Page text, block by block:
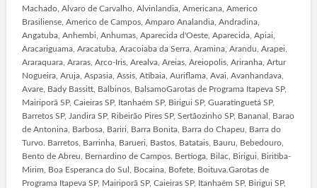
Machado, Alvaro de Carvalho, Alvinlandia, Americana, Americo
Brasiliense, Americo de Campos, Amparo Analandia, Andradina,
Angatuba, Anhembi, Anhumas, Aparecida d'Oeste, Aparecida, Apiai,
Aracariguama, Aracatuba, Aracoiaba da Serra, Aramina, Arandu, Arapei,
Araraquara, Araras, Arco-Iris, Arealva, Areias, Areiopolis, Ariranha, Artur
Nogueira, Aruja, Aspasia, Assis, Atibaia, Auriflama, Avai, Avanhandava,
Avare, Bady Bassitt, Balbinos, BalsamoGarotas de Programa Itapeva SP,
Mairiporã SP, Caieiras SP, Itanhaém SP, Birigui SP, Guaratinguetá SP,
Barretos SP, Jandira SP, Ribeirão Pires SP, Sertãozinho SP, Bananal, Barao
de Antonina, Barbosa, Bariri, Barra Bonita, Barra do Chapeu, Barra do
Turvo. Barretos, Barrinha, Barueri, Bastos, Batatais, Bauru, Bebedouro,
Bento de Abreu, Bernardino de Campos. Bertioga, Bilac, Birigui, Biritiba-
Mirim, Boa Esperanca do Sul, Bocaina, Bofete, Boituva.Garotas de
Programa Itapeva SP, Mairiporã SP, Caieiras SP, Itanhaém SP, Birigui SP,